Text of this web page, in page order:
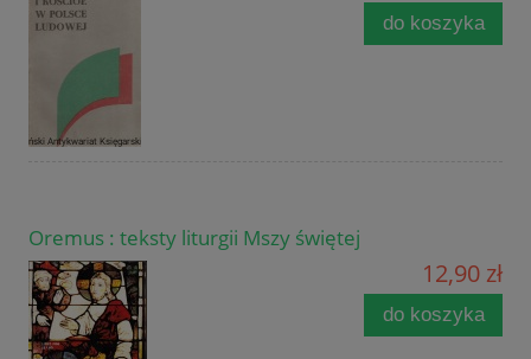
do koszyka
Oremus : teksty liturgii Mszy świętej
12,90 zł
do koszyka